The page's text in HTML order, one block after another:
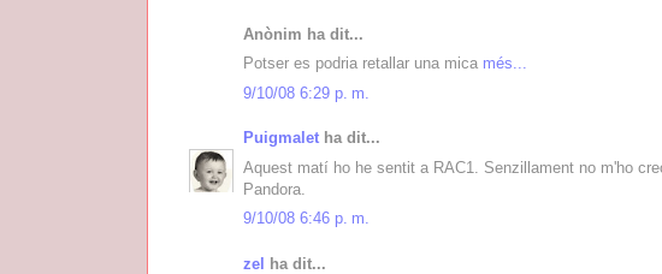
Anònim ha dit...
Potser es podria retallar una mica més...
9/10/08 6:29 p. m.
Puigmalet ha dit...
Aquest matí ho he sentit a RAC1. Senzillament no m'ho
Pandora.
9/10/08 6:46 p. m.
zel
ha dit...